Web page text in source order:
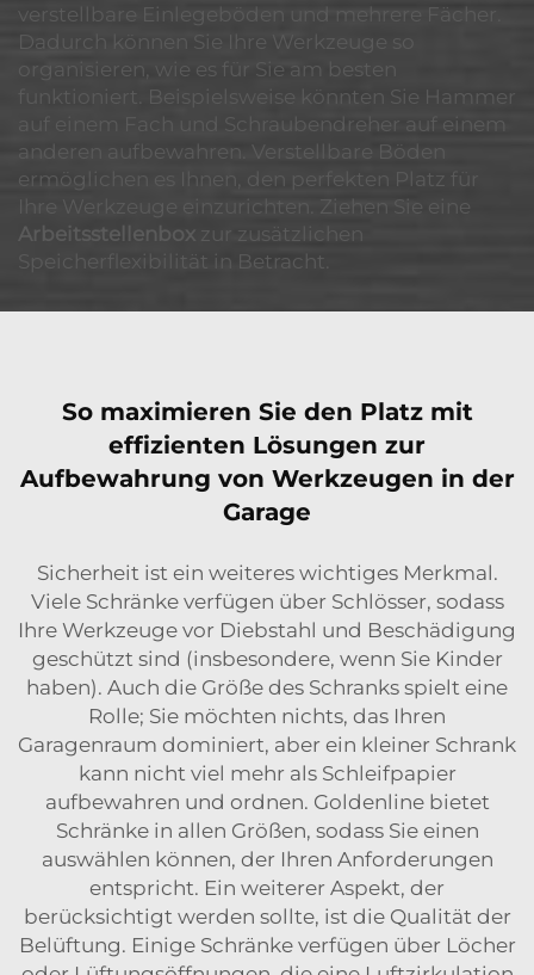
verstellbare Einlegeböden und mehrere Fächer.
Dadurch können Sie Ihre Werkzeuge so
organisieren, wie es für Sie am besten
funktioniert. Beispielsweise könnten Sie Hammer
auf einem Fach und Schraubendreher auf einem
anderen aufbewahren. Verstellbare Böden
ermöglichen es Ihnen, den perfekten Platz für
Ihre Werkzeuge einzurichten. Ziehen Sie eine
Arbeitsstellenbox zur zusätzlichen
Speicherflexibilität in Betracht.
So maximieren Sie den Platz mit
effizienten Lösungen zur
Aufbewahrung von Werkzeugen in der
Garage
Sicherheit ist ein weiteres wichtiges Merkmal.
Viele Schränke verfügen über Schlösser, sodass
Ihre Werkzeuge vor Diebstahl und Beschädigung
geschützt sind (insbesondere, wenn Sie Kinder
haben). Auch die Größe des Schranks spielt eine
Rolle; Sie möchten nichts, das Ihren
Garagenraum dominiert, aber ein kleiner Schrank
kann nicht viel mehr als Schleifpapier
aufbewahren und ordnen. Goldenline bietet
Schränke in allen Größen, sodass Sie einen
auswählen können, der Ihren Anforderungen
entspricht. Ein weiterer Aspekt, der
berücksichtigt werden sollte, ist die Qualität der
Belüftung. Einige Schränke verfügen über Löcher